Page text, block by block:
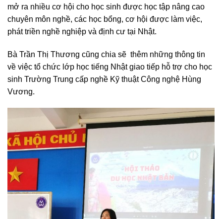
mở ra nhiều cơ hội cho học sinh được học tập nâng cao
chuyên môn nghề, các học bổng, cơ hội được làm việc,
phát triền nghề nghiệp và định cư tại Nhật.
Bà Trần Thị Thương cũng chia sẽ thêm những thông tin
về việc tổ chức lớp học tiếng Nhật giao tiếp hỗ trợ cho học
sinh Trường Trung cấp nghề Kỹ thuật Công nghệ Hùng
Vương.